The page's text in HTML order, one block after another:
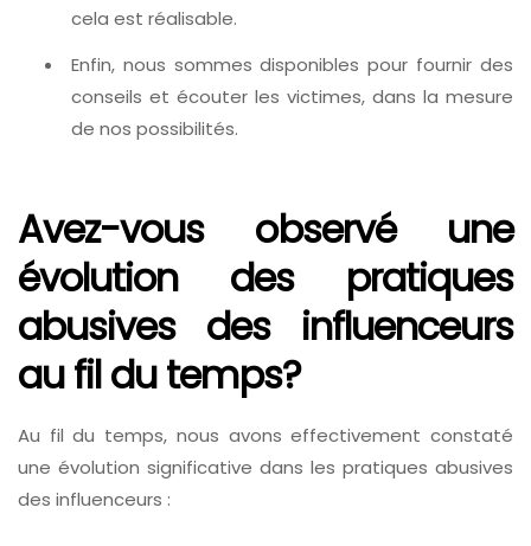
cela est réalisable.
Enfin, nous sommes disponibles pour fournir des
conseils et écouter les victimes, dans la mesure
de nos possibilités.
Avez-vous observé une
évolution des pratiques
abusives des influenceurs
au fil du temps?
Au fil du temps, nous avons effectivement constaté
une évolution significative dans les pratiques abusives
des influenceurs :